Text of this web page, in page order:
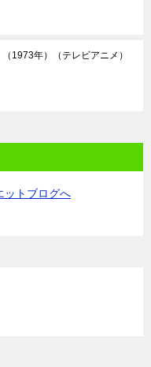
1973年）（テレビアニメ）